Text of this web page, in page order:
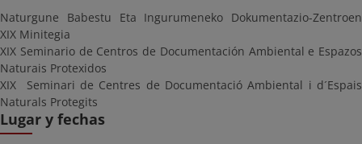
Naturgune Babestu Eta Ingurumeneko Dokumentazio-Zentroen
XIX Minitegia
XIX Seminario de Centros de Documentación Ambiental e Espazos
Naturais Protexidos
XIX Seminari de Centres de Documentació Ambiental i d´Espais
Naturals Protegits
Lugar y fechas